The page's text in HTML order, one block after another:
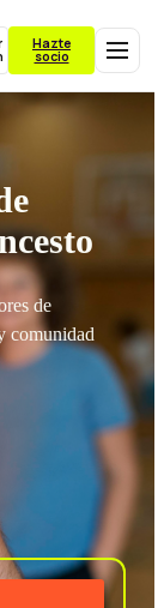
Hazte
socio
de
comunidad